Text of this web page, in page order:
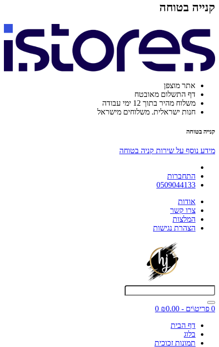
קנייה בטוחה
אתר מוצפן
דף התשלום מאובטח
משלוח מהיר בתוך 12 ימי עבודה
חנות ישראלית. משלוחים מישראל
קנייה בטוחה
מידע נוסף על שירות קניה בטוחה
התחברות
0509044133
אודות
צרו קשר
המלצות
הצהרת נגישות
0 פריט\ים - ₪0.00
0
דף הבית
בלוג
תמונות זכוכית